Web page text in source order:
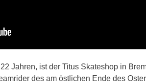
Jahren, ist der Titus Skateshop in
des am östlichen Ende des